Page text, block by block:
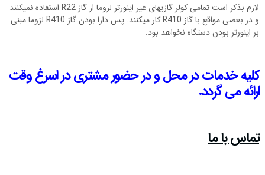
لازم بذکر است تمامی کولر گازیهای غیر اینورتر لزوما از گاز R22 استفاده نمیکنند
و در بعضی مواقع با گاز R410 کار میکنند. پس دارا بودن گاز R410 لزوما مبنی
بر اینورتر بودن دستگاه نخواهد بود.
کلیه خدمات در محل و در حضور مشتری در اسرغ وقت
ارائه می گردد.
تماس با ما